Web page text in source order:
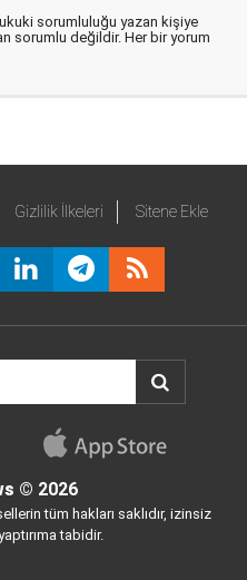
sorumluluğu yazan kişiye
sorumlu değildir. Her bir yorum
Gizlilik İlkeleri Sitene Ekle
© 2026
tüm hakları saklıdır, izinsiz
tabidir.